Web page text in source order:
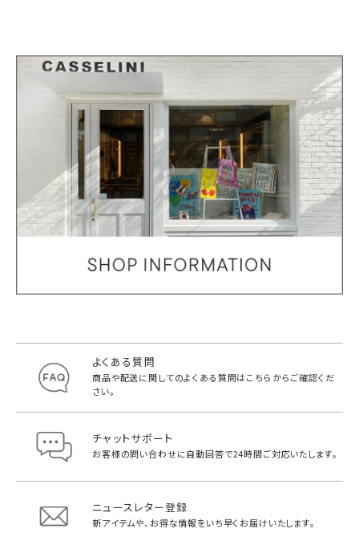
よくある質問
商品や配送に関してのよくある質問はこちらからご確認くだ
さい。
チャットサポート
お客様の問い合わせに自動回答で24時間ご対応いたします。
ニュースレター登録
新アイテムや、お得な情報をいち早く お届けいたします。